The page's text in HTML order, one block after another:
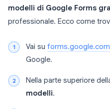
modelli di Google Forms
professionale. Ecco come
Vai su forms.google.com
Google.
Nella parte superiore
modelli.